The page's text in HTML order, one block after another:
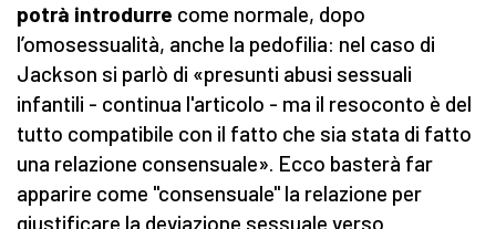
potrà introdurre come normale, dopo
l’omosessualità, anche la pedofilia: nel caso di
Jackson si parlò di «presunti abusi sessuali
infantili - continua l'articolo - ma il resoconto è del
tutto compatibile con il fatto che sia stata di fatto
una relazione consensuale». Ecco basterà far
apparire come "consensuale" la relazione per
giustificare la deviazione sessuale verso